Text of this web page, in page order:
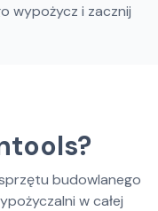
wypożycz i zacznij
budowlanego
w całej